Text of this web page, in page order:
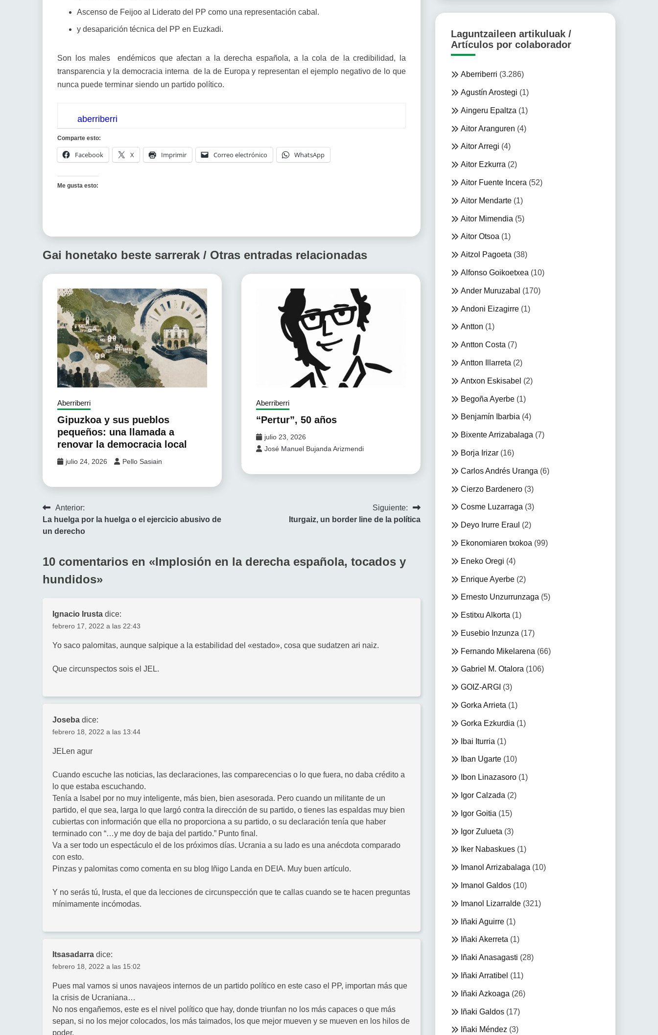
Ascenso de Feijoo al Liderato del PP como una representación cabal.
y desaparición técnica del PP en Euzkadi.
Son los males endémicos que afectan a la derecha española, a la cola de la credibilidad, la
transparencia y la democracia interna de la de Europa y representan el ejemplo negativo de lo que
nunca puede terminar siendo un partido político.
aberriberri
Comparte esto:
Facebook X Imprimir Correo electrónico WhatsApp
Me gusta esto:
Gai honetako beste sarrerak / Otras entradas relacionadas
Aberriberri
Gipuzkoa y sus pueblos
pequeños: una llamada a
renovar la democracia local
julio 24, 2026 Pello Sasiain
Aberriberri
“Pertur”, 50 años
julio 23, 2026
José Manuel Bujanda Arizmendi
Navegación
de
Anterior:
La huelga por la huelga o el ejercicio abusivo de
un derecho
Siguiente:
Iturgaiz, un border line de la política
10 comentarios en «Implosión en la derecha española, tocados y
hundidos»
Ignacio Irusta dice:
febrero 17, 2022 a las 22:43
Yo saco palomitas, aunque salpique a la estabilidad del «estado», cosa que sudatzen ari naiz.
Que circunspectos sois el JEL.
Joseba dice:
febrero 18, 2022 a las 13:44
JELen agur
Cuando escuche las noticias, las declaraciones, las comparecencias o lo que fuera, no daba crédito a
lo que estaba escuchando.
Tenía a Isabel por no muy inteligente, más bien, bien asesorada. Pero cuando un militante de un
partido, el que sea, larga lo que largó contra la dirección de su partido, o tienes las espaldas muy bien
cubiertas con información que ella no proporciona a su partido, o su declaración tenía que haber
terminado con “…y me doy de baja del partido.” Punto final.
Va a ser todo un espectáculo el de los próximos días. Ucrania a su lado es una anécdota comparado
con esto.
Pinzas y palomitas como comenta en su blog Iñigo Landa en DEIA. Muy buen artículo.
Y no serás tú, Irusta, el que da lecciones de circunspección que te callas cuando se te hacen preguntas
mínimamente incómodas.
Itsasadarra dice:
febrero 18, 2022 a las 15:02
Pues mal vamos si unos navajeos internos de un partido político en este caso el PP, importan más que
la crisis de Ucraniana…
No nos engañemos, este es el nivel político que hay, donde triunfan no los más capaces o que más
sepan, si no los mejor colocados, los más taimados, los que mejor mueven y se mueven en los hilos de
poder.
Laguntzaileen artikuluak /
Artículos por colaborador
Aberriberri (3.286)
Agustín Arostegi (1)
Aingeru Epaltza (1)
Aitor Aranguren (4)
Aitor Arregi (4)
Aitor Ezkurra (2)
Aitor Fuente Incera (52)
Aitor Mendarte(1)
Aitor Mimendia (5)
Aitor Otsoa (1)
Aitzol Pagoeta (38)
Alfonso Goikoetxea (10)
Ander Muruzabal (170)
Andoni Eizagirre(1)
Antton (1)
Antton Costa (7)
Antton Illarreta (2)
Antxon Eskisabel (2)
Begoña Ayerbe(1)
Benjamín Ibarbia (4)
Bixente Arrizabalaga (7)
Borja Irizar(16)
Carlos Andrés Uranga (6)
Cierzo Bardenero(3)
Cosme Luzarraga (3)
Deyo Irurre Eraul (2)
Ekonomiaren txokoa (99)
Eneko Oregi (4)
Enrique Ayerbe(2)
Ernesto Unzurrunzaga (5)
Estitxu Alkorta (1)
Eusebio Inzunza (17)
Fernando Mikelarena (66)
Gabriel M. Otalora(106)
GOIZ-ARGI (3)
Gorka Arrieta (1)
Gorka Ezkurdia (1)
Ibai Iturria (1)
Iban Ugarte(10)
Ibon Linazasoro(1)
Igor Calzada (2)
Igor Goitia (15)
Igor Zulueta (3)
Iker Nabaskues(1)
Imanol Arrizabalaga (10)
Imanol Galdos(10)
Imanol Lizarralde(321)
Iñaki Aguirre(1)
Iñaki Akerreta(1)
Iñaki Anasagasti (28)
Iñaki Arratibel (11)
Iñaki Azkoaga (26)
Iñaki Galdos(17)
Iñaki Méndez(3)